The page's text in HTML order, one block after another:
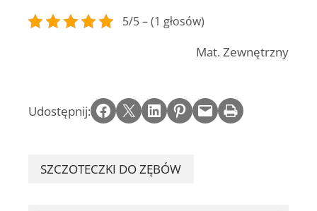
5/5 – (1 głosów)
Mat. Zewnętrzny
Udostępnij: Share on Facebook Email this Page Share on LinkedIn Share on Pinterest Email this Page Print this Page
SZCZOTECZKI DO ZĘBÓW